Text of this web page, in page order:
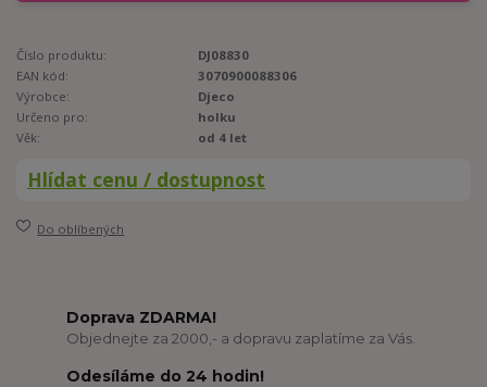
Číslo produktu:
DJ08830
EAN kód:
3070900088306
Výrobce:
Djeco
Určeno pro:
holku
Věk:
od 4 let
Hlídat cenu / dostupnost
Do oblíbených
Doprava ZDARMA!
Objednejte za 2000,- a dopravu zaplatíme za Vás.
Odesíláme do 24 hodin!